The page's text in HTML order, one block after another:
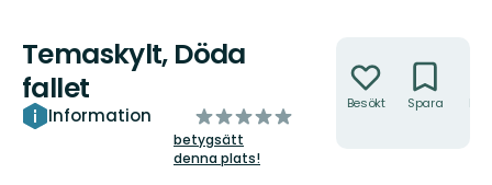
Temaskylt, Döda
fallet
Information
av
5
stjärnor
betygsätt
denna plats!
Besökt Spara